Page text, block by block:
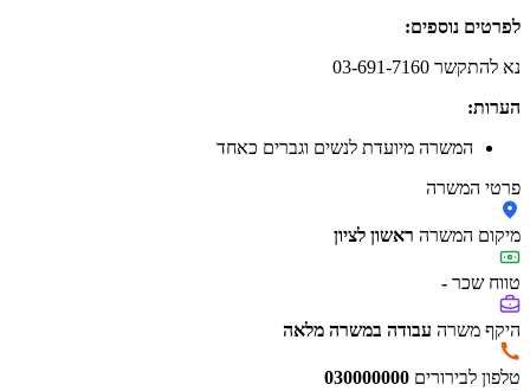
לפרטים נוספים:
נא להתקשר 03-691-7160
הערות:
המשרה מיועדת לנשים וגברים כאחד
פרטי המשרה
מיקום המשרה ראשון לציון
טווח שכר -
היקף משרה עבודה במשרה מלאה
טלפון לבירורים 030000000